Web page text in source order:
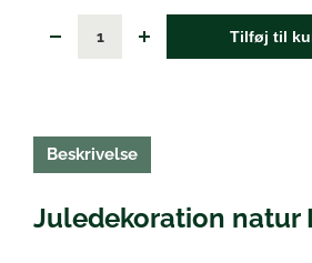
Tilføj til
Beskrivelse
Juledekoration natur